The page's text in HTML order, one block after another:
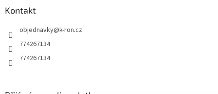
Kontakt
objednavky@k-ron.cz
774267134
774267134